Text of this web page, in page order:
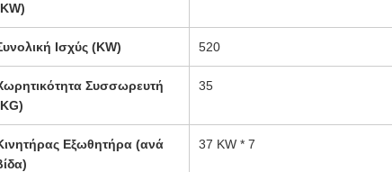
Ισχύς (KW) 520
Συσσωρευτή
35
Εξωθητήρα (ανά
37 KW * 7